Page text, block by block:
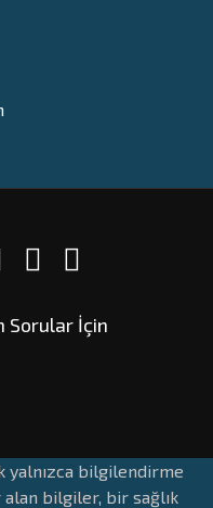
Sorular İçin
yalnızca bilgilendirme
alan bilgiler, bir sağlık